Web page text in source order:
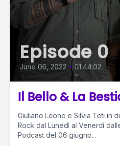
Episode 0
June 06, 2022 • 01:44:02
Il Bello & La
Giuliano Leone e Silvia Teti in
Rock dal Lunedì al Venerdì
Podcast del 06 giugno...